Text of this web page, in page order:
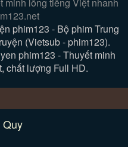
phim123 - Bộ phim Trung
(Vietsub - phim123).
phim123 - Thuyết minh
chất lượng Full HD.